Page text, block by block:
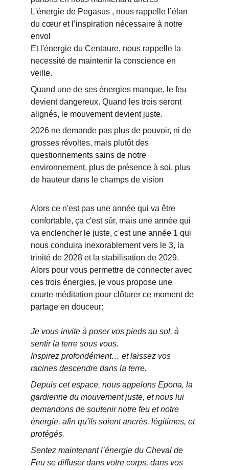
L'énergie de Pegasus , nous rappelle l’élan
du cœur et l’inspiration nécessaire à notre
envol
Et l'énergie du Centaure, nous rappelle la
necessité de maintenir la conscience en
veille.
Quand une de ses énergies manque, le feu
devient dangereux. Quand les trois seront
alignés, le mouvement devient juste.
2026 ne demande pas plus de pouvoir, ni de
grosses révoltes, mais plutôt des
questionnements sains de notre
environnement, plus de présence à soi, plus
de hauteur dans le champs de vision
Alors ce n'est pas une année qui va être
confortable, ça c'est sûr, mais une année qui
va enclencher le juste, c'est une année 1 qui
nous conduira inexorablement vers le 3, la
trinité de 2028 et la stabilisation de 2029.
Alors pour vous permettre de connecter avec
ces trois énergies, je vous propose une
courte méditation pour clôturer ce moment de
partage en douceur:
Je vous invite à poser vos pieds au sol, à
sentir la terre sous vous.
Inspirez profondément… et laissez vos
racines descendre dans la terre.
Depuis cet espace, nous appelons Epona, la
gardienne du mouvement juste, et nous lui
demandons de soutenir notre feu et notre
énergie, afin qu'ils soient ancrés, légitimes, et
protégés.
Sentez maintenant l’énergie du Cheval de
Feu se diffuser dans votre corps, dans vos